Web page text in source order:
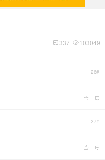
103049
337
26#
27#